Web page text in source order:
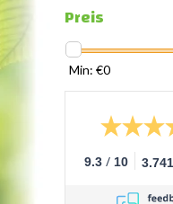
Preis
Min: €0
9.3 / 10